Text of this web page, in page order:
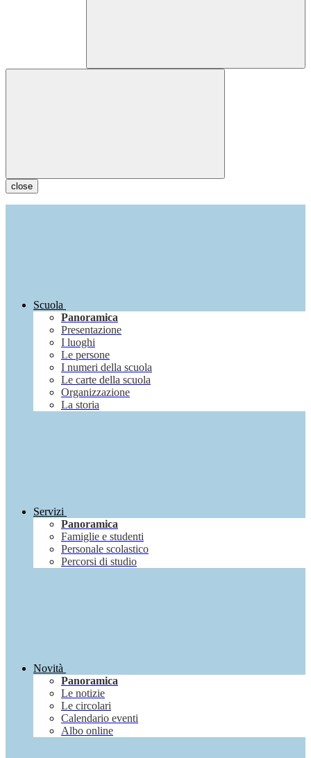
close
Scuola
Panoramica
Presentazione
I luoghi
Le persone
I numeri della scuola
Le carte della scuola
Organizzazione
La storia
Servizi
Panoramica
Famiglie e studenti
Personale scolastico
Percorsi di studio
Novità
Panoramica
Le notizie
Le circolari
Calendario eventi
Albo online